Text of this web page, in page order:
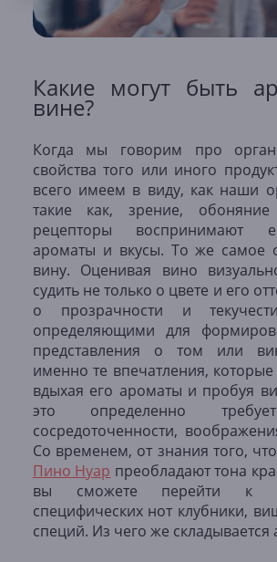
Какие могут быть
вине?
Когда мы говорим про
свойства того или иного
всего имеем в виду, как наши
такие как, зрение,
рецепторы воспринимают
ароматы и вкусы. То же самое
вину. Оценивая вино
судить не только о цвете и его
о прозрачности и
определяющими для
представления о том или
именно те впечатления,
вдыхая его ароматы и пробуя
это определенно
сосредоточенности,
Со временем, от знания того,
Пино Нуар преобладают тона
вы сможете перейти к
специфических нот клубники,
специй. Из чего же складывается